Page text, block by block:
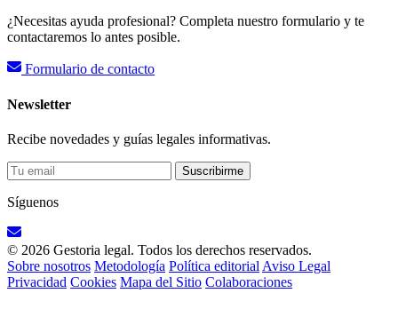
¿Necesitas ayuda profesional? Completa nuestro formulario y te
contactaremos lo antes posible.
Formulario de contacto
Newsletter
Recibe novedades y guías legales informativas.
Suscribirme
Síguenos
© 2026 Gestoria legal. Todos los derechos reservados.
Sobre nosotros Metodología Política editorial Aviso Legal
Privacidad Cookies Mapa del Sitio Colaboraciones